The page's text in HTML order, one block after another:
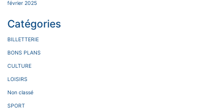
février 2025
Catégories
BILLETTERIE
BONS PLANS
CULTURE
LOISIRS
Non classé
SPORT